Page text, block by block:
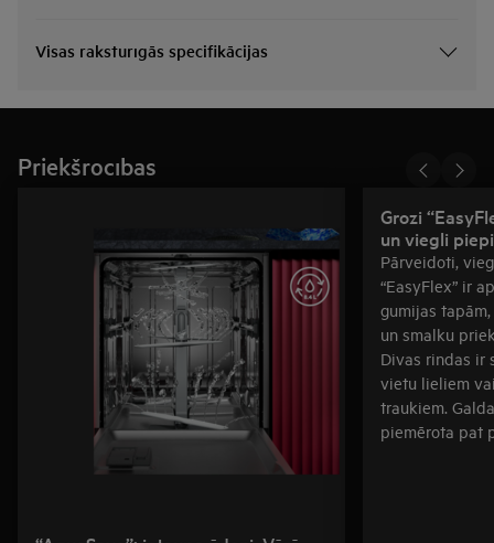
Visas raksturīgās specifikācijas
Priekšrocības
Grozi
un viegli
Pārveidoti,
“EasyFlex” ir
gumijas
un smalku
Divas rindas ir
vietu lieliem
traukiem.
piemērota pat